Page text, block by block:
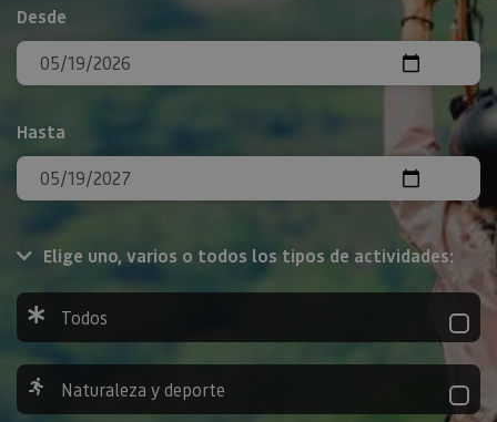
Desde
Hasta
Elige uno, varios o todos los tipos de actividades:
Todos
Naturaleza y deporte